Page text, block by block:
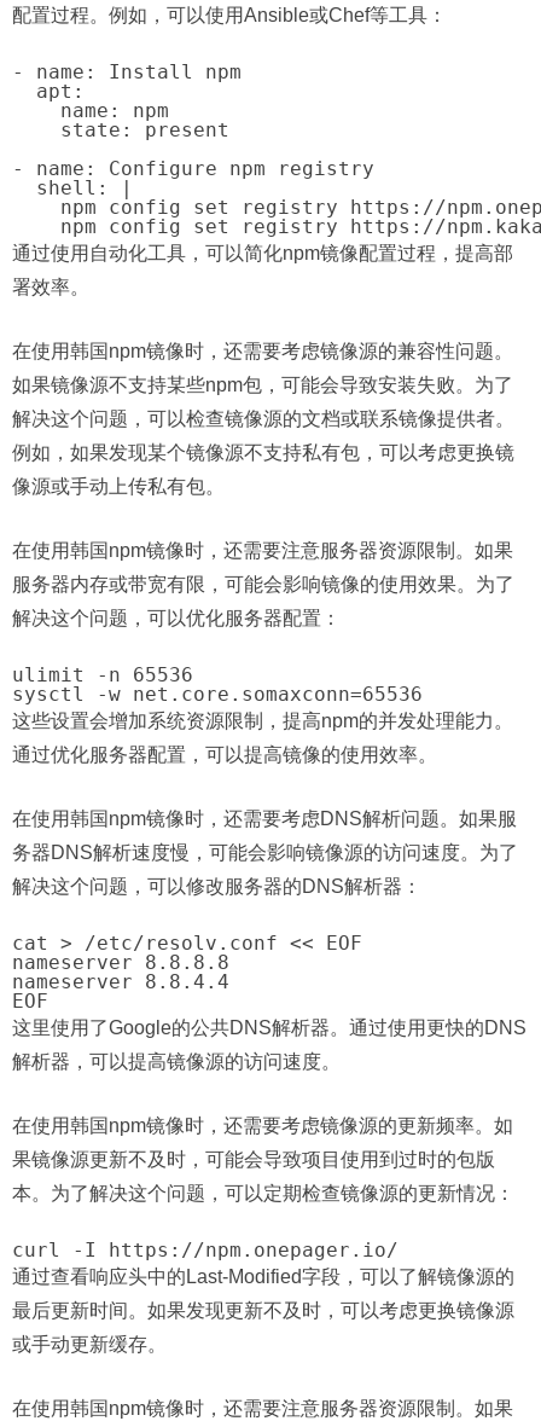
配置过程。例如，可以使用Ansible或Chef等工具：
- name: Install npm
  apt:
    name: npm
    state: present
- name: Configure npm registry
  shell: |
npm config set registry https://
通过使用自动化工具，可以简化npm镜像配置过程，提高部
署效率。
在使用韩国npm镜像时，还需要考虑镜像源的兼容性问题。
如果镜像源不支持某些npm包，可能会导致安装失败。为了
解决这个问题，可以检查镜像源的文档或联系镜像提供者。
例如，如果发现某个镜像源不支持私有包，可以考虑更换镜
像源或手动上传私有包。
在使用韩国npm镜像时，还需要注意服务器资源限制。如果
服务器内存或带宽有限，可能会影响镜像的使用效果。为了
解决这个问题，可以优化服务器配置：
ulimit -n 65536
这些设置会增加系统资源限制，提高npm的并发处理能力。
通过优化服务器配置，可以提高镜像的使用效率。
在使用韩国npm镜像时，还需要考虑DNS解析问题。如果服
务器DNS解析速度慢，可能会影响镜像源的访问速度。为了
解决这个问题，可以修改服务器的DNS解析器：
cat > /etc/resolv.conf << EOF
nameserver 8.8.8.8
nameserver 8.8.4.4
这里使用了Google的公共DNS解析器。通过使用更快的DNS
解析器，可以提高镜像源的访问速度。
在使用韩国npm镜像时，还需要考虑镜像源的更新频率。如
果镜像源更新不及时，可能会导致项目使用到过时的包版
本。为了解决这个问题，可以定期检查镜像源的更新情况：
通过查看响应头中的Last-Modified字段，可以了解镜像源的
最后更新时间。如果发现更新不及时，可以考虑更换镜像源
或手动更新缓存。
在使用韩国npm镜像时，还需要注意服务器资源限制。如果